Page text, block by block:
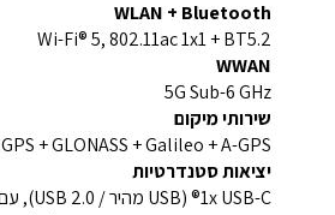
WLAN + Bluetooth
Wi-Fi® 5, 802.11ac 1x1 + BT5.2
WWAN
5G Sub-6 GHz
שירותי מיקום
GPS + GLONASS + Galileo + A-GPS
יציאות סטנדרטיות
1x USB-C® (USB מהיר / USB 2.0), עם טעינה